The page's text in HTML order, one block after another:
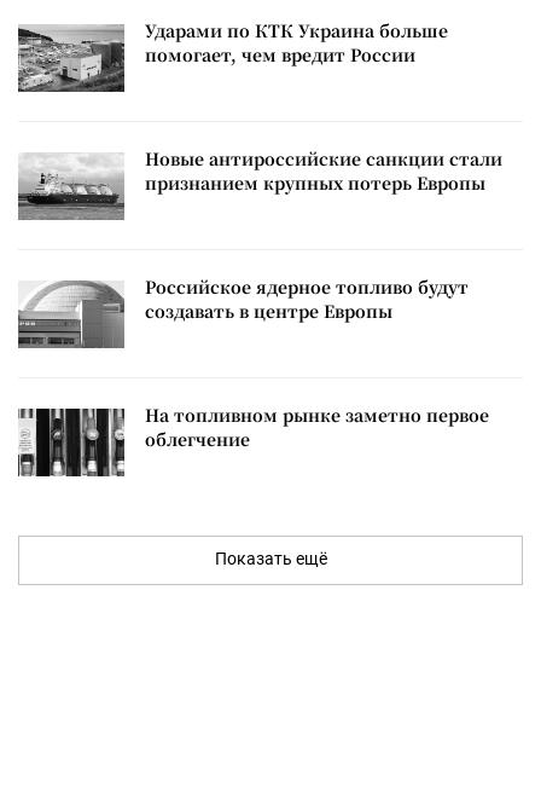
Ударами по КТК Украина больше
помогает, чем вредит России
Новые антироссийские санкции стали
признанием крупных потерь Европы
Российское ядерное топливо будут
создавать в центре Европы
На топливном рынке заметно первое
облегчение
Показать ещё